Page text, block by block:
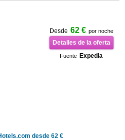
Desde 62 € por noche
Detalles de la oferta
Fuente Expedia
desde 62 €